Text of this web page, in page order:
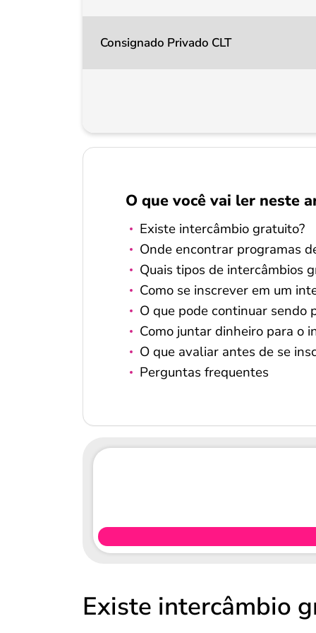
Consignado Privado CLT
O que você vai ler neste
Existe intercâmbio gratuito?
Onde encontrar programas
Quais tipos de intercâmbios
Como se inscrever em um
O que pode continuar sendo
Como juntar dinheiro para o
O que avaliar antes de se
Perguntas frequentes
Existe intercâmbio